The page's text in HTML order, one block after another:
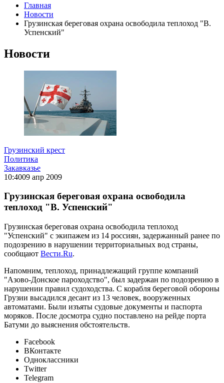
Главная
Новости
Грузинская береговая охрана освободила теплоход "В.
Успенский"
Новости
Грузинский крест
Политика
Закавказье
10:4009 апр 2009
Грузинская береговая охрана освободила
теплоход "В. Успенский"
Грузинская береговая охрана освободила теплоход
"Успенский" с экипажем из 14 россиян, задержанный ранее по
подозрению в нарушении территориальных вод страны,
сообщают Вести.Ru.
Напомним, теплоход, принадлежащий группе компаний
"Азово-Донское пароходство", был задержан по подозрению в
нарушении правил судоходства. С корабля береговой обороны
Грузии высадился десант из 13 человек, вооруженных
автоматами. Были изъяты судовые документы и паспорта
моряков. После досмотра судно поставлено на рейде порта
Батуми до выяснения обстоятельств.
Facebook
ВКонтакте
Одноклассники
Twitter
Telegram